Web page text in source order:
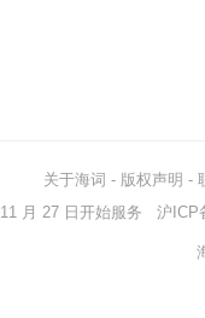
关于海词 - 版权声明 -
月 27 日开始服务 沪ICP